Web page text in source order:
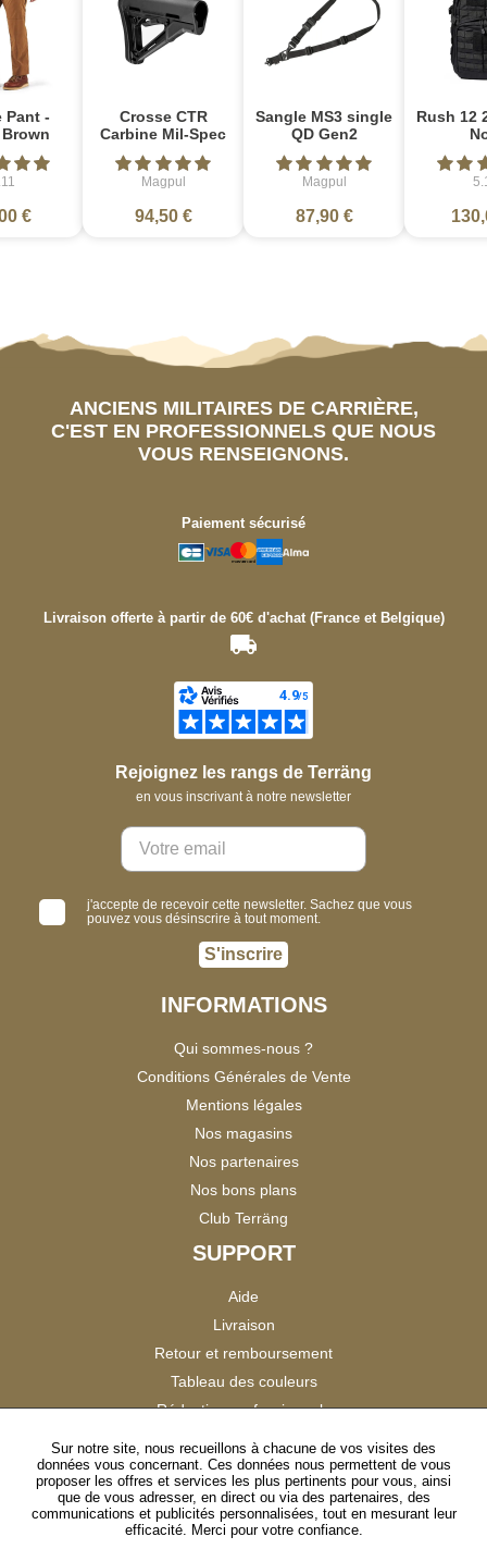
Pant -
€
Crosse CTR
Carbine Mil-Spec
Magpul
94,50 €
Sangle MS3 single
QD Gen2
Magpul
87,90 €
Rush 12
ANCIENS MILITAIRES DE CARRIÈRE,
C'EST EN PROFESSIONNELS QUE NOUS
VOUS RENSEIGNONS.
Paiement sécurisé
Livraison offerte à partir de 60€ d'achat (France et Belgique)
Rejoignez les rangs de Terräng
en vous inscrivant à notre newsletter
j'accepte de recevoir cette newsletter. Sachez que vous
pouvez vous désinscrire à tout moment.
S'inscrire
INFORMATIONS
Qui sommes-nous ?
Conditions Générales de Vente
Mentions légales
Nos magasins
Nos partenaires
Nos bons plans
Club Terräng
SUPPORT
Aide
Livraison
Retour et remboursement
Tableau des couleurs
Réduction professionnels
Catalogues
Satisfaction Clients
SUIVEZ-NOUS
Sur notre site, nous recueillons à chacune de vos visites des
données vous concernant. Ces données nous permettent de vous
proposer les offres et services les plus pertinents pour vous, ainsi
que de vous adresser, en direct ou via des partenaires, des
communications et publicités personnalisées, tout en mesurant leur
efficacité. Merci pour votre confiance.